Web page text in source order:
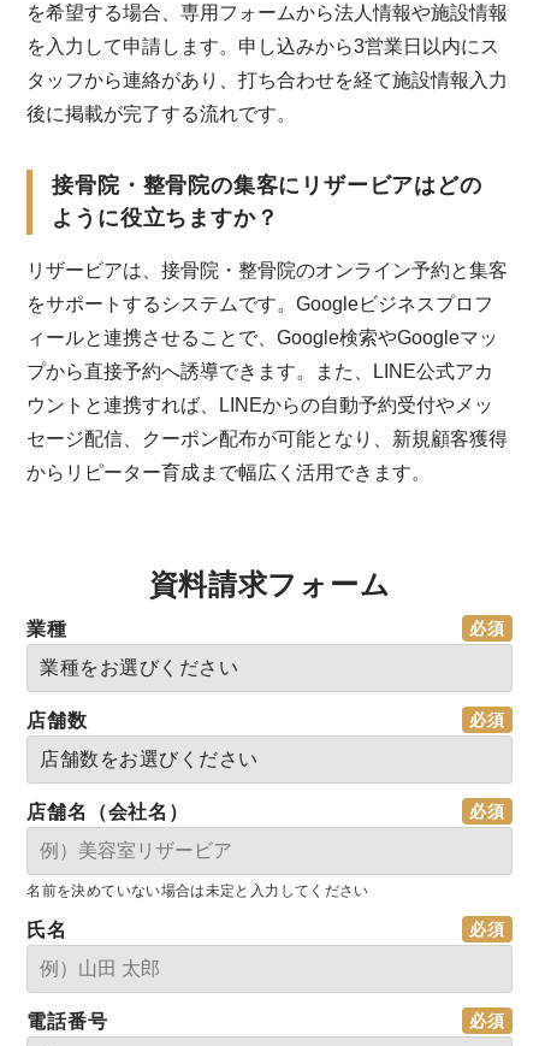
を希望する場合、専用フォームから法人情報や施設情報
を入力して申請します。申し込みから3営業日以内にス
タッフから連絡があり、打ち合わせを経て施設情報入力
後に掲載が完了する流れです。
接骨院・整骨院の集客にリザービアはどの
ように役立ちますか？
リザービアは、接骨院・整骨院のオンライン予約と集客
をサポートするシステムです。Googleビジネスプロフ
ィールと連携させることで、Google検索やGoogleマッ
プから直接予約へ誘導できます。また、LINE公式アカ
ウントと連携すれば、LINEからの自動予約受付やメッ
セージ配信、クーポン配布が可能となり、新規顧客獲得
からリピーター育成まで幅広く活用できます。
資料請求フォーム
業種
店舗数
店舗名（会社名）
名前を決めていない場合は未定と入力してください
氏名
電話番号